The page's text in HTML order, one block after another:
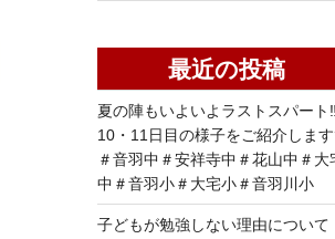
最近の投稿
夏の陣もいよいよラストスパート
10・11日目の様子をご紹介します
＃音羽中＃安祥寺中＃花山中＃大
中＃音羽小＃大宅小＃音羽川小
子どもが勉強しない理由について